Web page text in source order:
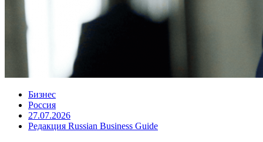
Бизнес
Россия
27.07.2026
Редакция Russian Business Guide